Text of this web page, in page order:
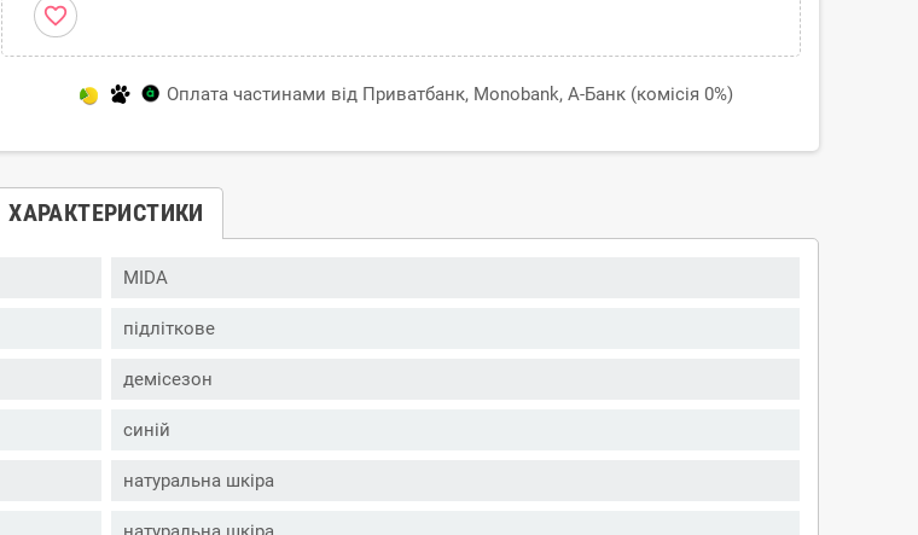
favorite_border
Оплата частинами від Приватбанк, Monobank, А-Банк (комісія 0%)
ХАРАКТЕРИСТИКИ
MIDA
підліткове
демісезон
синій
натуральна шкіра